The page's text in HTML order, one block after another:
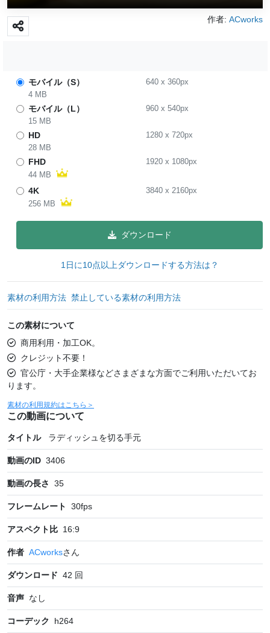
作者: ACworks
モバイル（S） 640x 360px
4 MB
モバイル（L） 960x 540px
15 MB
HD 1280x 720px
28 MB
FHD 1920x 1080px
44 MB
4K 3840x 2160px
256 MB
ダウンロード
1日に10点以上ダウンロードする方法は？
素材の利用方法 禁止している素材の利用方法
この素材について
商用利用・加工OK。
クレジット不要！
官公庁・大手企業様などさまざまな方面でご利用いただいてお
ります。
素材の利用規約はこちら＞
この動画について
タイトル ラディッシュを切る手元
動画のID 3406
動画の長さ 35
フレームレート 30fps
アスペクト比 16:9
作者 ACworksさん
ダウンロード 42 回
音声 なし
コーデック h264